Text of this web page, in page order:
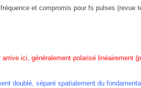
et compromis pour fs pulses (revue
ici, généralement polarisé linéairement
doublé, séparé spatialement du